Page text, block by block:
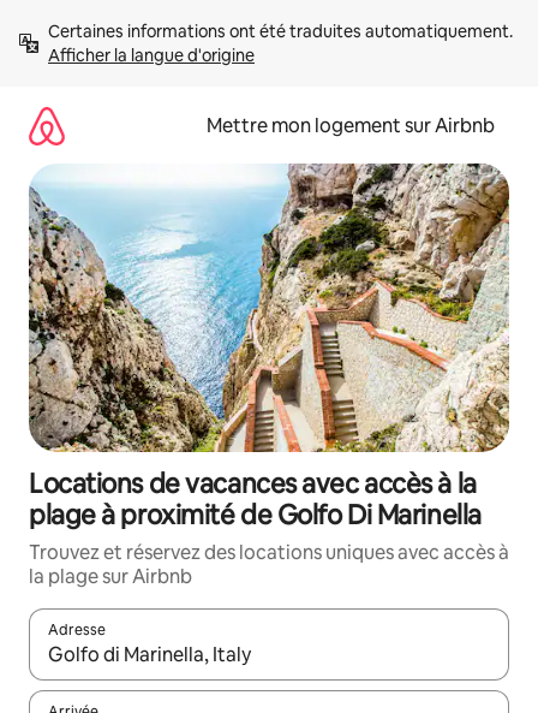
directement
Afficher la langue d'origine
Mettre mon logement sur Airbnb
Locations de vacances avec accès à la
plage à proximité de Golfo Di Marinella
Trouvez et réservez des locations uniques avec accès à
la plage sur Airbnb
Adresse
Lorsque les résultats s'affichent, utilisez les flèches vers le